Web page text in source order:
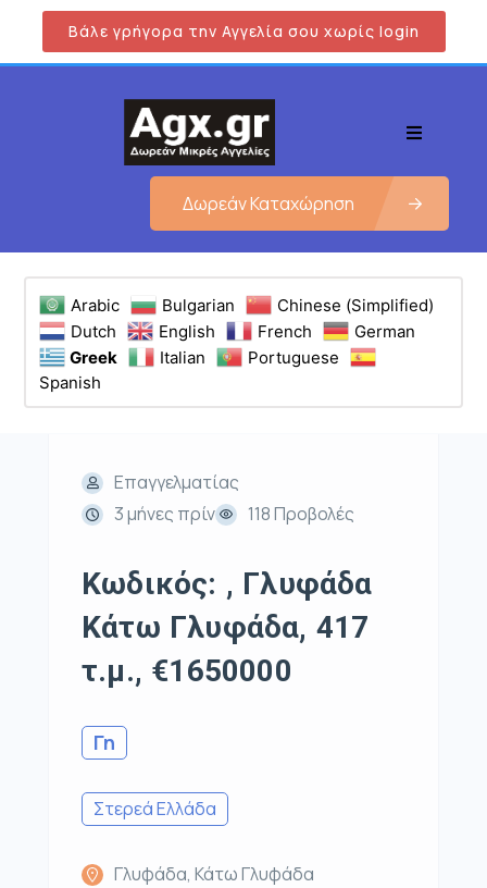
Βάλε γρήγορα την Αγγελία σου χωρίς login
Δωρεάν Καταχώρηση
Arabic Bulgarian
Chinese (Simplified)
Dutch
English French
German
Greek
Italian
Portuguese
Spanish
Επαγγελματίας
3 μήνες πρίν
118 Προβολές
Κωδικός: , Γλυφάδα
Κάτω Γλυφάδα, 417
τ.μ., €1650000
Γη
Στερεά Ελλάδα
Γλυφάδα, Κάτω Γλυφάδα